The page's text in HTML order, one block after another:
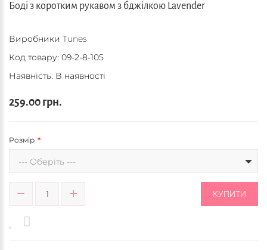
Боді з коротким рукавом з бджілкою Lavender
Виробники Tunes
Код товару: 09-2-8-105
Наявність: В наявності
259.00 грн.
Розмір
--- Оберіть ---
КУПИТИ